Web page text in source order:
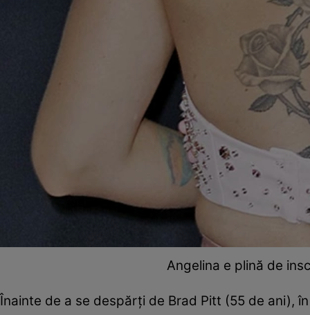
Angelina e plină de
Înainte de a se despărţi de Brad Pitt (55 de ani),